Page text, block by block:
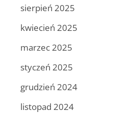
sierpień 2025
kwiecień 2025
marzec 2025
styczeń 2025
grudzień 2024
listopad 2024